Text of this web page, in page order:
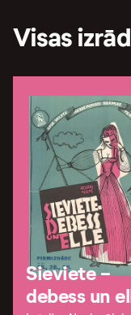
Visas
Sieviete -
debess un